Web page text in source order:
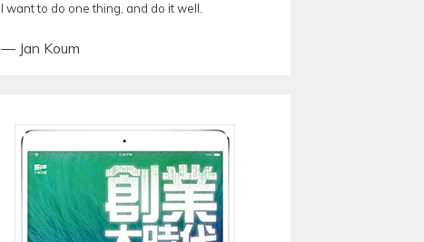
I want to do one thing, and do it well.
— Jan Koum